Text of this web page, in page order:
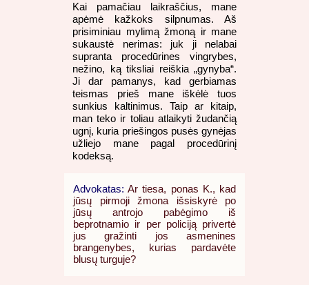
Kai pamačiau laikraščius, mane
apėmė kažkoks silpnumas. Aš
prisiminiau mylimą žmoną ir mane
sukaustė nerimas: juk ji nelabai
supranta procedūrines vingrybes,
nežino, ką tiksliai reiškia „gynyba“.
Ji dar pamanys, kad gerbiamas
teismas prieš mane iškėlė tuos
sunkius kaltinimus. Taip ar kitaip,
man teko ir toliau atlaikyti žudančią
ugnį, kuria priešingos pusės gynėjas
užliejo mane pagal procedūrinį
kodeksą.
Advokatas: Ar tiesa, ponas K., kad
jūsų pirmoji žmona išsiskyrė po
jūsų antrojo pabėgimo iš
beprotnamio ir per policiją privertė
jus gražinti jos asmenines
brangenybes, kurias pardavėte
blusų turguje?